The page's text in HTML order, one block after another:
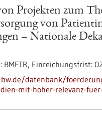
Projekten zum
von
– Nationale
BMFTR, Einreichungsfrist:
datenbank/
mit-hoher-relevanz-